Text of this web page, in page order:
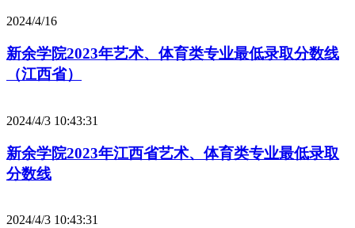
2024/4/16
新余学院2023年艺术、体育类专业最低录取分数线
（江西省）
2024/4/3 10:43:31
新余学院2023年江西省艺术、体育类专业最低录取
分数线
2024/4/3 10:43:31